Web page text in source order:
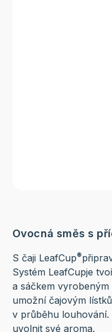
Ovocná směs s
S čaji LeafCup®
Systém LeafCupje
a sáčkem
umožní čajovým
v průběhu
uvolnit své aroma.